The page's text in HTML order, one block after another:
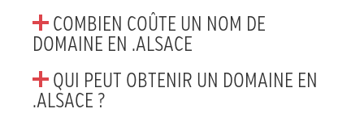
COMBIEN COÛTE UN NOM DE
DOMAINE EN .ALSACE
QUI PEUT OBTENIR UN DOMAINE EN
.ALSACE ?